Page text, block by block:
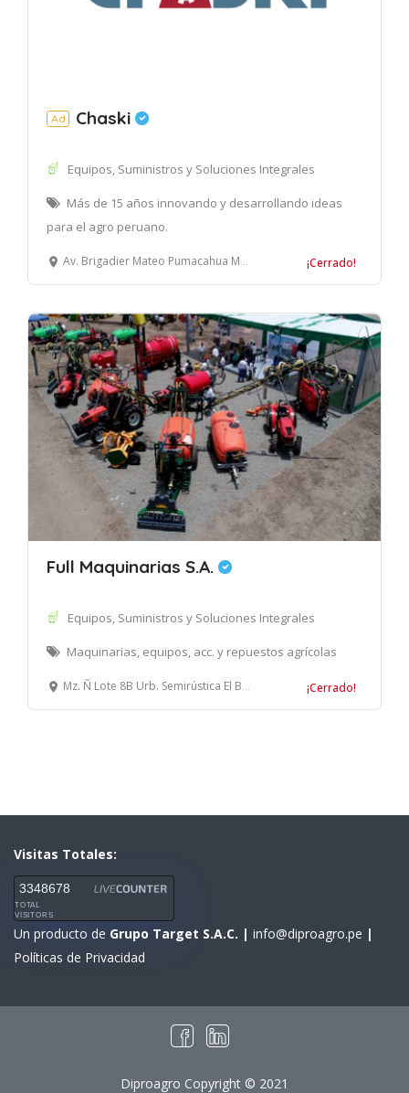
Ad Chaski
Equipos, Suministros y Soluciones Integrales
Más de 15 años innovando y desarrollando ideas
para el agro peruano.
Av. Brigadier Mateo Pumacahua Mza. A1 Lote. 2 (Parcela 1) Villa el Salvador, Lima ¡Cerrado!
Full Maquinarias S.A.
Equipos, Suministros y Soluciones Integrales
Maquinarias, equipos, acc. y repuestos agrícolas
Mz. Ñ Lote 8B Urb. Semirústica El Bosque, Trujillo ¡Cerrado!
Visitas Totales:
3348678
TOTAL
VISITORS
Un producto de Grupo Target S.A.C. | info@diproagro.pe |
Políticas de Privacidad
Diproagro Copyright © 2021